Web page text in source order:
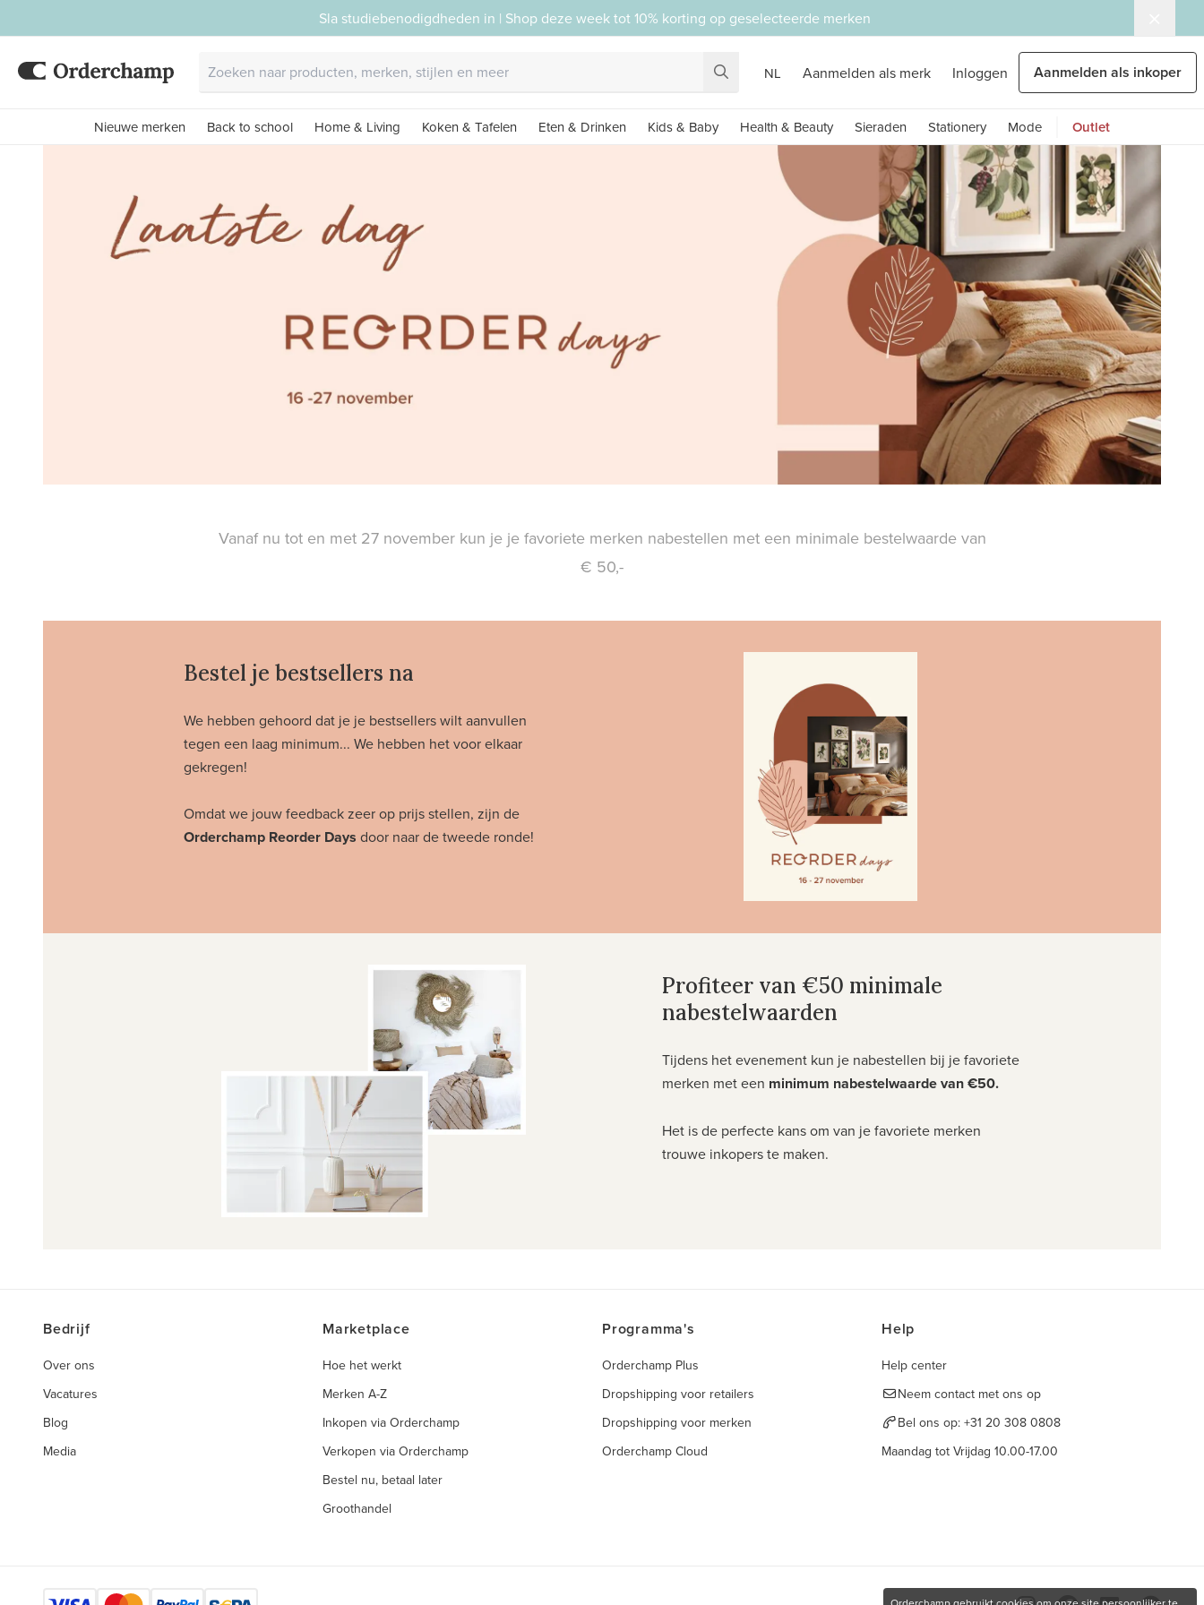
Sla studiebenodigdheden in | Shop deze week tot 10% korting op geselecteerde merken
NL Aanmelden als merk Inloggen Aanmelden als inkoper
Nieuwe merken Back to school Home & Living Koken & Tafelen Eten & Drinken Kids & Baby Health & Beauty Sieraden Stationery Mode Outlet
Vanaf nu tot en met 27 november kun je je favoriete merken nabestellen met een minimale bestelwaarde van
€ 50,-
Bestel je bestsellers na
We hebben gehoord dat je je bestsellers wilt aanvullen
tegen een laag minimum... We hebben het voor elkaar
gekregen!
Omdat we jouw feedback zeer op prijs stellen, zijn de
Orderchamp Reorder Days door naar de tweede ronde!
Profiteer van €50 minimale
nabestelwaarden
Tijdens het evenement kun je nabestellen bij je favoriete
merken met een minimum nabestelwaarde van €50.
Het is de perfecte kans om van je favoriete merken
trouwe inkopers te maken.
Bedrijf
Over ons
Vacatures
Blog
Media
Marketplace
Hoe het werkt
Merken A-Z
Inkopen via Orderchamp
Verkopen via Orderchamp
Bestel nu, betaal later
Groothandel
Programma's
Orderchamp Plus
Dropshipping voor retailers
Dropshipping voor merken
Orderchamp Cloud
Help
Help center
Neem contact met ons op
Bel ons op: +31 20 308 0808
Maandag tot Vrijdag 10.00-17.00